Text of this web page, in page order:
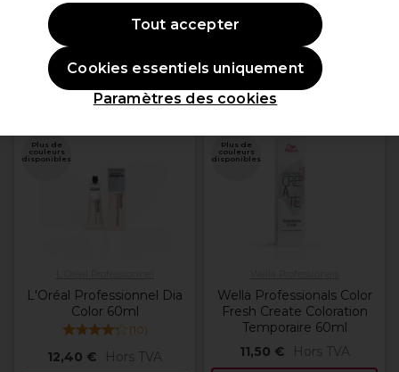
repigmentants.
Résultats attendus selon votre couleur de cheveux -
Neutralisants Violets: Supprimer les reflets jaunes.
Neutralisants Bleus: Supprimer les reflets oranges.
Neutralisants Argent: Supprimer les reflets cuivre et jaunes.
Soins repigmentants: Raviver la couleur.
Filters
Trier par: Pertinence
OFFRE
Plus de
couleurs
disponibles
L'Oréal Professionnel Dia
Color 60ml
(10)
12,40 € Hors TVA
Plus de
couleurs
disponibles
Wella Professionals Color
Fresh Create Coloration
Temporaire 60ml
11,50 €
Hors TVA
Paramètres des cookies
Cookies essentiels uniquement
Tout accepter